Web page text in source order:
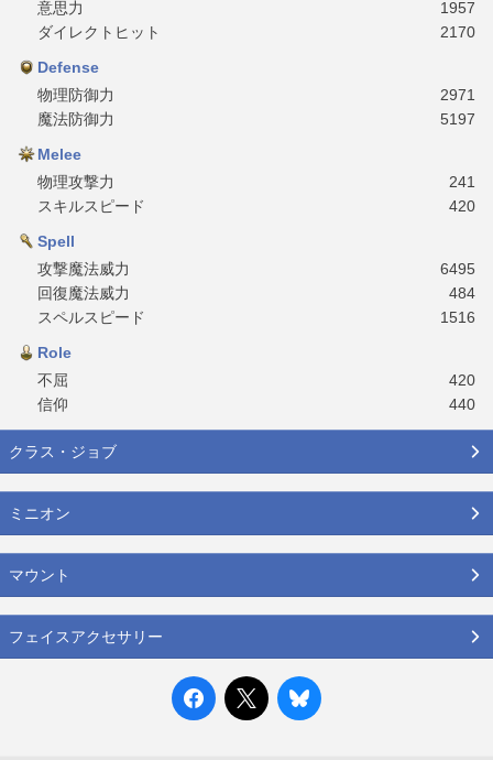
意思力
1957
ダイレクトヒット
2170
Defense
物理防御力
2971
魔法防御力
5197
Melee
物理攻撃力
241
スキルスピード
420
Spell
攻撃魔法威力
6495
回復魔法威力
484
スペルスピード
1516
Role
不屈
420
信仰
440
クラス・ジョブ
ミニオン
マウント
フェイスアクセサリー